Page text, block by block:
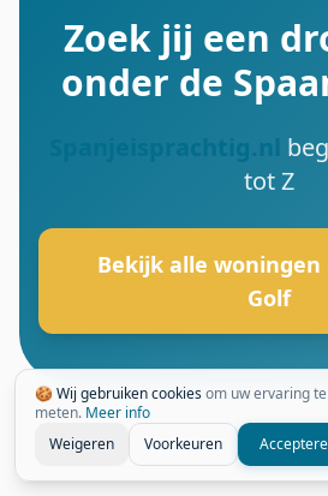
🍪 Wij gebruiken cookiesom uw ervaring
meten. Meer info
Weigeren
Voorkeuren
Zoek jij een
onder de
Spanjeisprachtig.nl
tot Z
Bekijk alle woningen
Golf